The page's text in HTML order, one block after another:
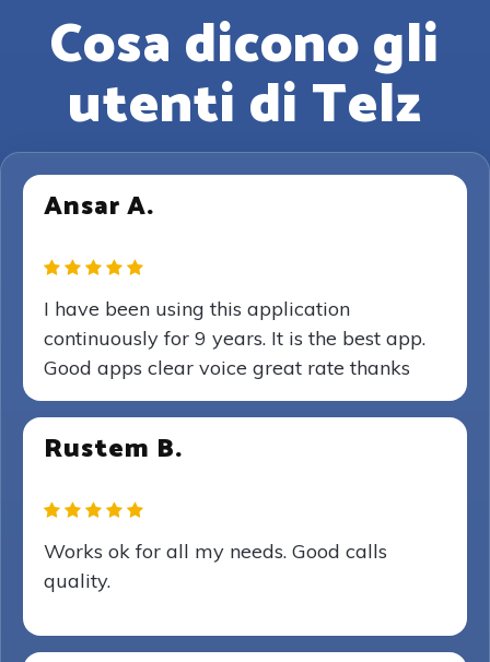
Cosa dicono gli
utenti di Telz
Ansar A.
I have been using this application
continuously for 9 years. It is the best app.
Good apps clear voice great rate thanks
Rustem B.
Works ok for all my needs. Good calls
quality.